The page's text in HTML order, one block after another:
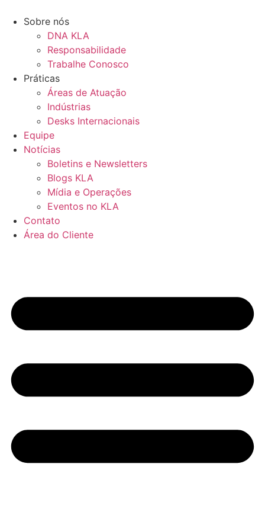
para
conteúdo
Sobre nós
DNA KLA
Responsabilidade
Trabalhe Conosco
Práticas
Áreas de Atuação
Indústrias
Desks Internacionais
Equipe
Notícias
Boletins e Newsletters
Blogs KLA
Mídia e Operações
Eventos no KLA
Contato
Área do Cliente